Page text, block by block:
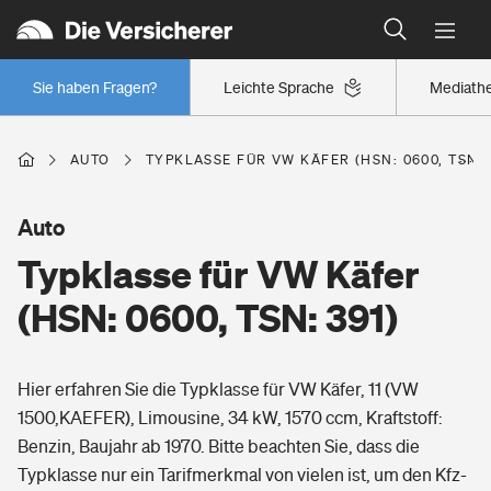
Leichte Sprache
Sie haben Fragen?
Wer versichert was: Jetzt Versicherer finden
Regionalklassen: So ist Ihre Region eingestuft
Wer versichert was: Jetzt Versicherer finden
Berufsunfähigkeitsversicherung
Erwerbsunfähigkeitsversicherung
Grundfähigkeitsversicherung
Arbeitsrechtsschutz
Wohnen
Freizeit
Pri­vate Haft­pflicht­
Gesundheit
AUTO TYPKLASSE FÜR VW KÄFER (HSN: 0600, TSN:
Typklasse für VW Käfer
(HSN: 0600, TSN: 391)
Auto
Hier erfahren Sie die Typklasse für VW Käfer, 11 (VW
1500,KAEFER), Limousine, 34 kW, 1570 ccm, Kraftstoff:
Benzin, Baujahr ab 1970. Bitte beachten Sie, dass die
Typklasse nur ein Tarifmerkmal von vielen ist, um den Kfz-